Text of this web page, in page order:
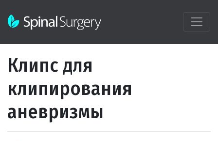
Клипс для
клипирования
аневризмы